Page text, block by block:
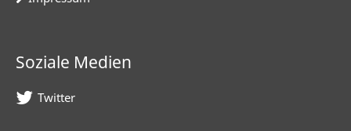
Soziale Medien
Twitter